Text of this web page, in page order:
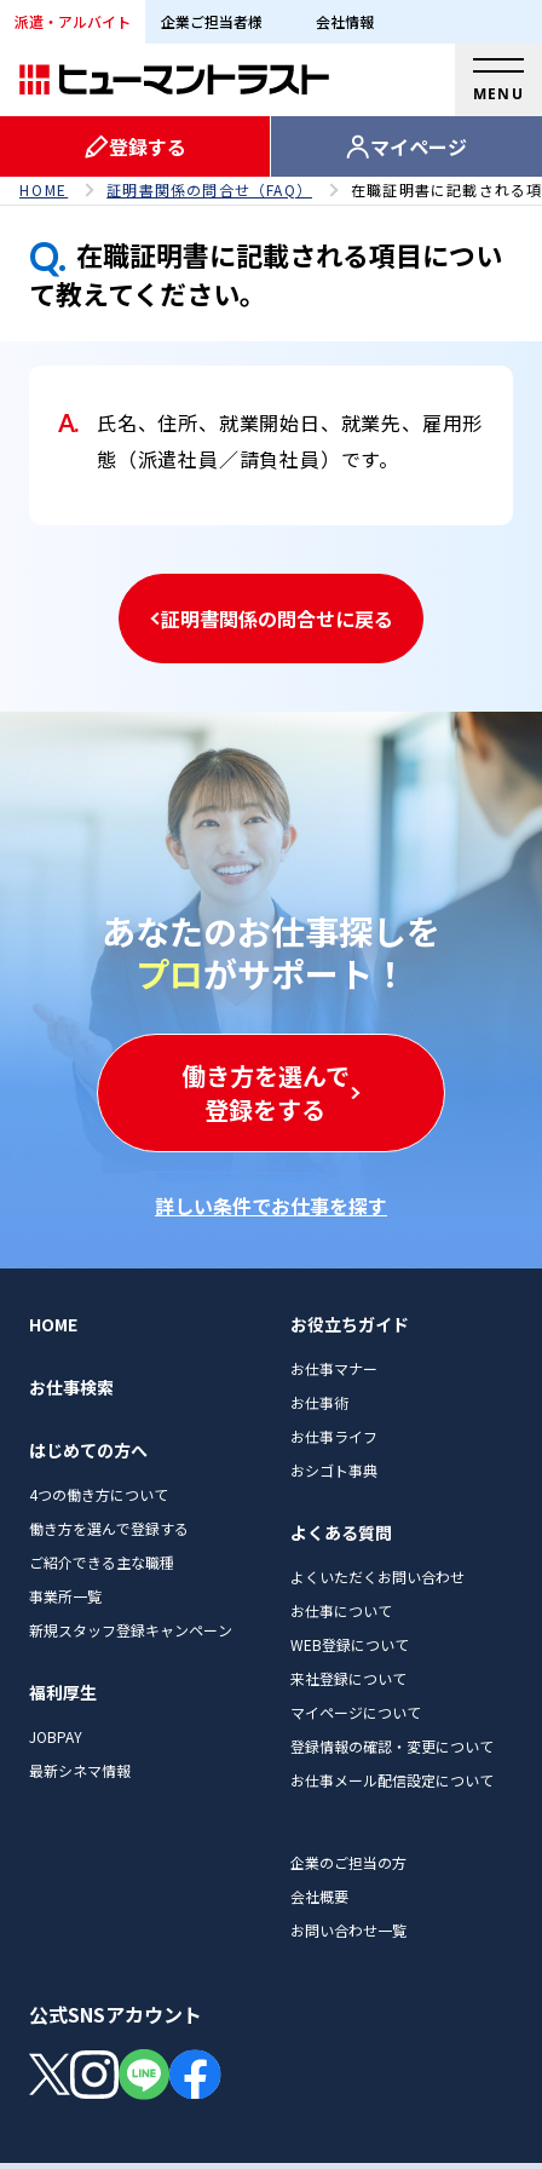
派遣・アルバイト 企業ご担当者様 会社情報
MENU
登録する マイページ
HOME 証明書関係の問合せ（FAQ） 在職証明書に記載される
Q. 在職証明書に記載される項目につい
て教えてください。
A.
氏名、住所、就業開始日、就業先、雇用形
態（派遣社員／請負社員）です。
証明書関係の問合せに戻る
あなたのお仕事探しを
プロがサポート！
働き方を選んで
登録をする
詳しい条件でお仕事を探す
HOME
お仕事検索
はじめての方へ
4つの働き方について
働き方を選んで登録する
ご紹介できる主な職種
事業所一覧
新規スタッフ登録キャンペーン
福利厚生
JOBPAY
最新シネマ情報
お役立ちガイド
お仕事マナー
お仕事術
お仕事ライフ
おシゴト事典
よくある質問
よくいただくお問い合わせ
お仕事について
WEB登録について
来社登録について
マイページについて
登録情報の確認・変更について
お仕事メール配信設定について
企業のご担当の方
会社概要
お問い合わせ一覧
公式SNSアカウント